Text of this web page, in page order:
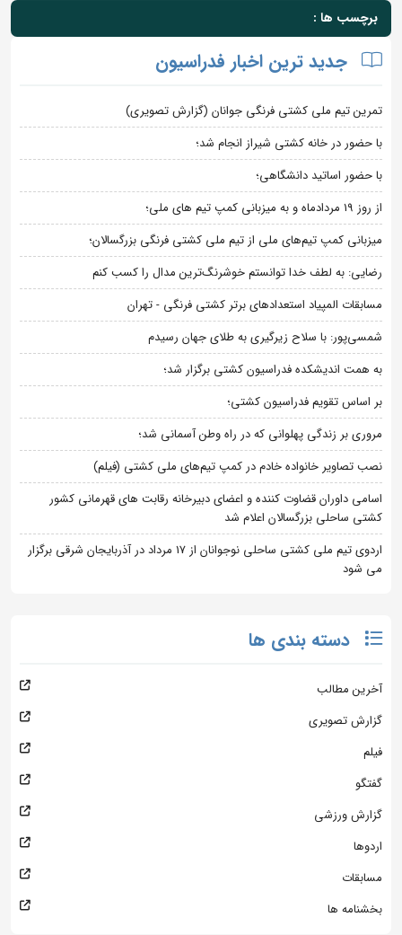
برچسب ها :
جدید ترین اخبار فدراسیون
تمرین تیم ملی کشتی فرنگی جوانان (گزارش تصویری)
با حضور در خانه کشتی شیراز انجام شد؛
با حضور اساتید دانشگاهی؛
از روز 19 مردادماه و به میزبانی کمپ تیم های ملی؛
میزبانی کمپ تیم‌های ملی از تیم ملی کشتی فرنگی بزرگسالان؛
رضایی: به لطف خدا توانستم خوشرنگ‌ترین مدال را کسب کنم
مسابقات المپیاد استعدادهای برتر کشتی فرنگی - تهران
شمسی‌پور: با سلاح زیرگیری به طلای جهان رسیدم
به همت اندیشکده فدراسیون کشتی برگزار شد؛
بر اساس تقویم فدراسیون کشتی؛
مروری بر زندگی پهلوانی که در راه وطن آسمانی شد؛
نصب تصاویر خانواده خادم در کمپ تیم‌های ملی کشتی (فیلم)
اسامی داوران قضاوت کننده و اعضای دبیرخانه رقابت های قهرمانی کشور
کشتی ساحلی بزرگسالان اعلام شد
اردوی تیم ملی کشتی ساحلی نوجوانان از 17 مرداد در آذربایجان شرقی برگزار
می شود
دسته بندی ها
آخرین مطالب
گزارش تصویری
فیلم
گفتگو
گزارش ورزشی
اردوها
مسابقات
بخشنامه ها